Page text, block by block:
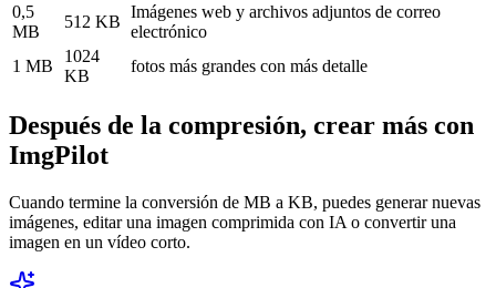
0,5
MB
512 KB
Imágenes web y archivos adjuntos de correo
electrónico
1 MB
1024
KB
fotos más grandes con más detalle
Después de la compresión, crear más con
ImgPilot
Cuando termine la conversión de MB a KB, puedes generar nuevas
imágenes, editar una imagen comprimida con IA o convertir una
imagen en un vídeo corto.